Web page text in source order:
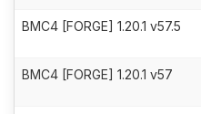
BMC4 [FORGE] 1.20.1 v57.5
BMC4 [FORGE] 1.20.1 v57